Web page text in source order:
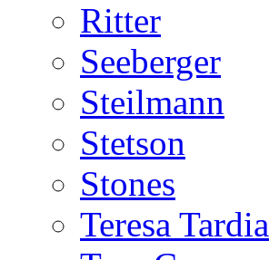
Ritter
Seeberger
Steilmann
Stetson
Stones
Teresa Tardia